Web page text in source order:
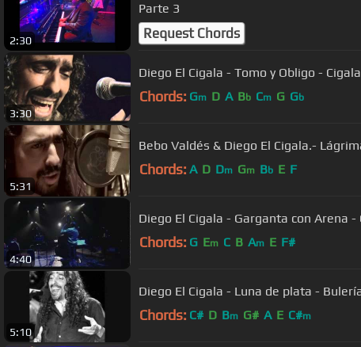
2:30
Parte 3
Request Chords
3:30
Diego El Cigala - Tomo y Obligo -
Chords: Gm D A Bb Cm G Gb
5:31
Bebo Valdés & Diego El Cigala.-
Chords: A D Dm Gm Bb E F
4:40
Diego El Cigala - Garganta con Arena -
Chords: G Em C B Am E F#
5:10
Diego El Cigala - Luna de plata -
Chords: C# D Bm G# A E C#m